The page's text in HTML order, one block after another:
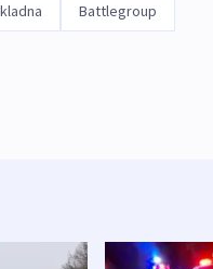
Battlegroup